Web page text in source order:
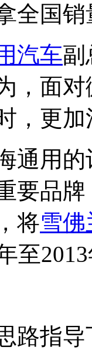
全国
汽车副
，面
，更
用的
要品牌
将雪佛
至
指导